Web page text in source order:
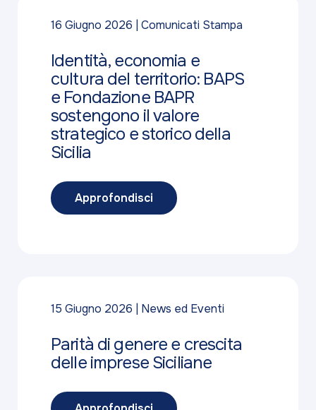
16 Giugno 2026 Comunicati Stampa
Identità, economia e
cultura del territorio: BAPS
e Fondazione BAPR
sostengono il valore
strategico e storico della
Sicilia
Approfondisci
15 Giugno 2026 News ed Eventi
Parità di genere e crescita
delle imprese Siciliane